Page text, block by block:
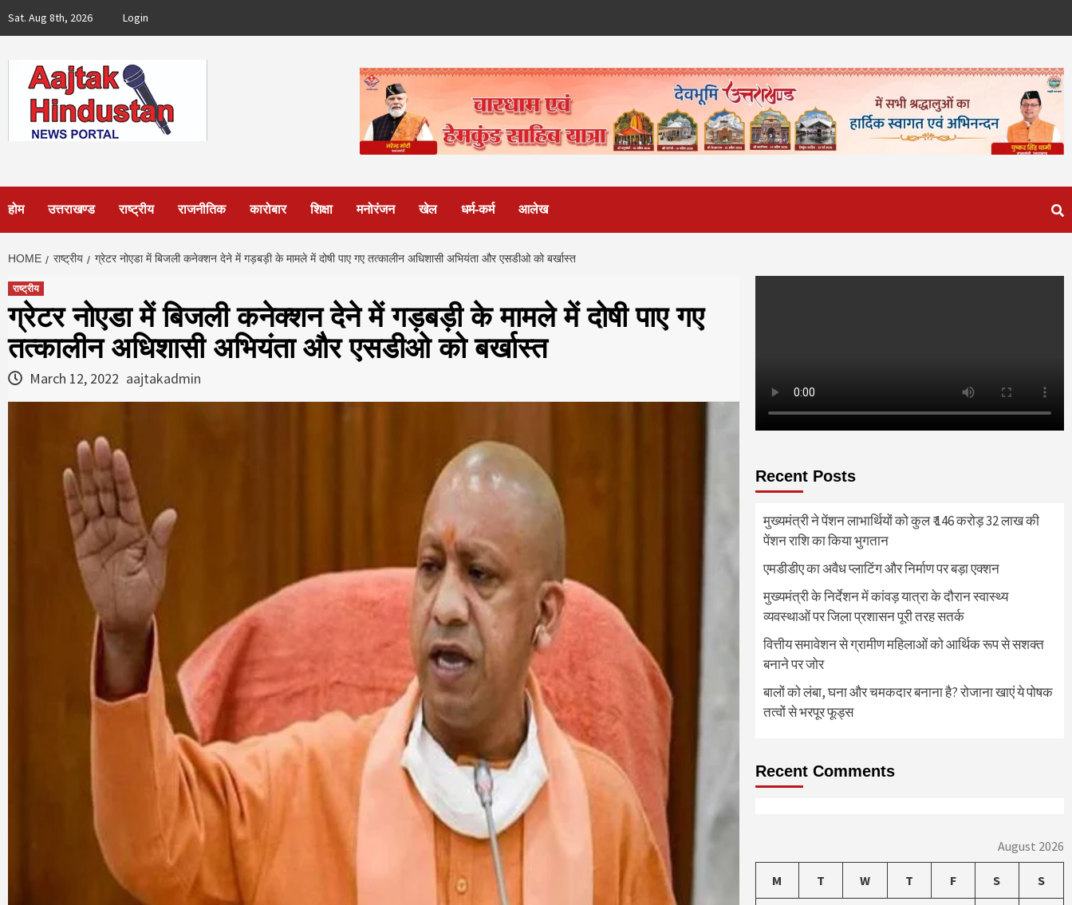
Sat. Aug 8th, 2026 Login
होम उत्तराखण्ड राष्ट्रीय राजनीतिक कारोबार शिक्षा मनोरंजन खेल धर्म-कर्म आलेख
HOME राष्ट्रीय ग्रेटर नोएडा में बिजली कनेक्शन देने में गड़बड़ी के मामले में दोषी पाए गए तत्कालीन अधिशासी अभियंता और एसडीओ को बर्खास्त
राष्ट्रीय
ग्रेटर नोएडा में बिजली कनेक्शन देने में गड़बड़ी के मामले में दोषी पाए गए
तत्कालीन अधिशासी अभियंता और एसडीओ को बर्खास्त
March 12, 2022 aajtakadmin
Recent Posts
मुख्यमंत्री ने पेंशन लाभार्थियों को कुल ₹ 146 करोड़ 32 लाख की
पेंशन राशि का किया भुगतान
एमडीडीए का अवैध प्लाटिंग और निर्माण पर बड़ा एक्शन
मुख्यमंत्री के निर्देशन में कांवड़ यात्रा के दौरान स्वास्थ्य
व्यवस्थाओं पर जिला प्रशासन पूरी तरह सतर्क
वित्तीय समावेशन से ग्रामीण महिलाओं को आर्थिक रूप से सशक्त
बनाने पर जोर
बालों को लंबा, घना और चमकदार बनाना है? रोजाना खाएं ये पोषक
तत्वों से भरपूर फूड्स
Recent Comments
August 2026
M T W T F S S